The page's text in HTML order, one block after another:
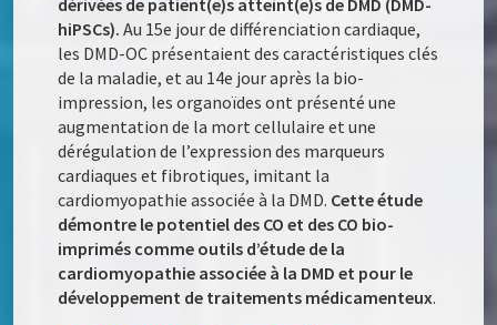
hiPSCs). Au 15e jour de différenciation cardiaque,
les DMD-OC présentaient des caractéristiques clés
de la maladie, et au 14e jour après la bio-
impression, les organoïdes ont présenté une
augmentation de la mort cellulaire et une
dérégulation de l’expression des marqueurs
cardiaques et fibrotiques, imitant la
cardiomyopathie associée à la DMD. Cette étude
démontre le potentiel des CO et des CO bio-
imprimés comme outils d’étude de la
cardiomyopathie associée à la DMD et pour le
développement de traitements médicamenteux.